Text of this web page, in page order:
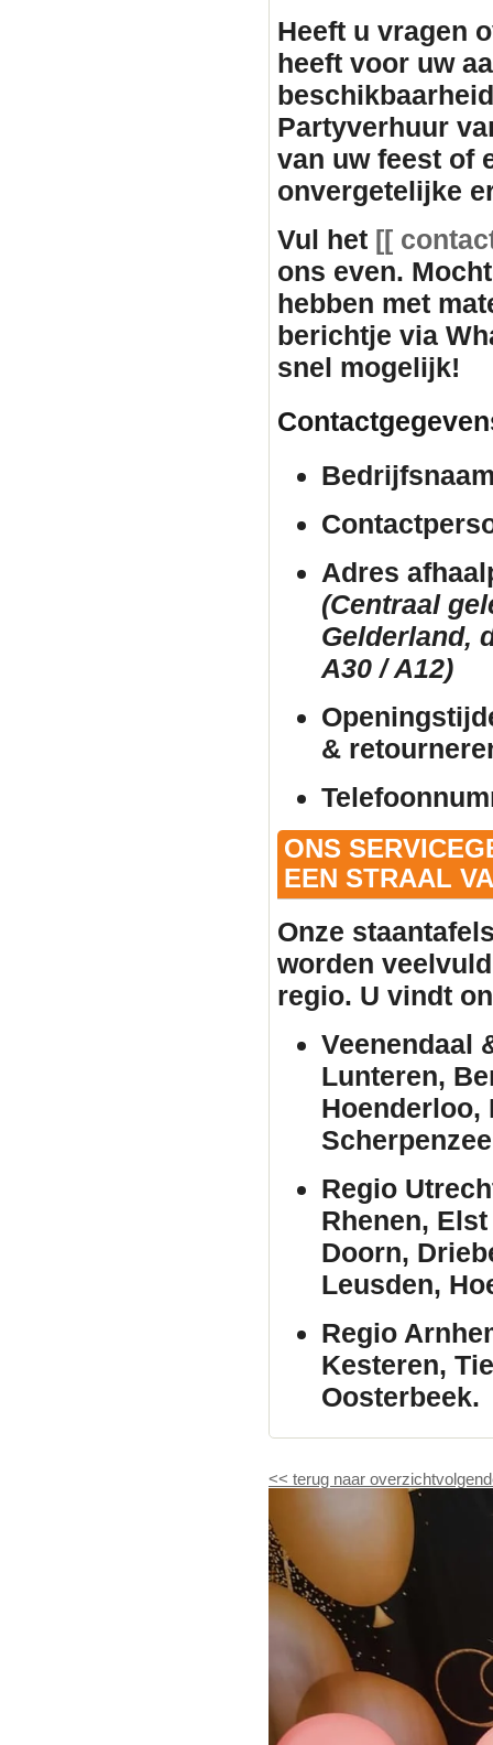
Heeft u vragen
heeft voor uw
Partyverhuur
van uw feest of
onvergetelijke
Vul het [[
ons even.
hebben met
berichtje via
snel mogelijk!
Adres
(Centraal
Gelderland,
A30 / A12)
&
ONS
EEN STRAAL
Onze
worden
regio. U vindt
Veenendaal
Lunteren,
Hoenderloo,
Regio
Rhenen,
Doorn,
Leusden,
Regio
Kesteren,
Oosterbeek.
<< terug naar overzicht